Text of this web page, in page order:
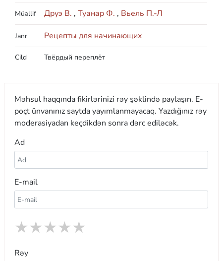
Müəllif Друэ В. , Туанар Ф. , Вьель П.-Л
Janr Рецепты для начинающих
Cild Твёрдый переплёт
Məhsul haqqında fikirlərinizi rəy şəklində paylaşın. E-
poçt ünvanınız saytda yayımlanmayacaq. Yazdığınız rəy
moderasiyadan keçdikdən sonra dərc ediləcək.
Ad
E-mail
★
★
★
★
★
Rəy